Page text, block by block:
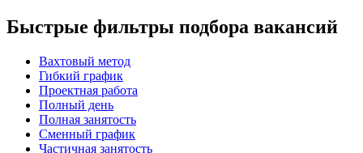
Быстрые фильтры подбора вакансий
Вахтовый метод
Гибкий график
Проектная работа
Полный день
Полная занятость
Сменный график
Частичная занятость